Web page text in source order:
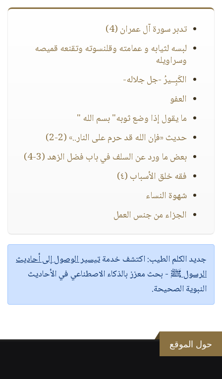
تدبر سورة آل عمران (4)
لبسه لثيابه و عمامته وقلنسوته وتقنعه قميصه
وسراويله
الكَبِــيرُ -جل جلاله-
العفو
ما يقول إذا وضع ثوبه" بسم الله "‏
حديث «فإن الله قد حرم على النار..» (2-2)
بعض ما ورد عن السلف في باب فضل الزهد (3-4)
فقه خلق الأسباب (٤)
شهوة النساء
الجزاء من جنس العمل
جديد الكلم الطيب:اكتشف خدمةتيسير الوصول إلى أحاديث
الرسول ﷺ - بحث معزز بالذكاء الاصطناعي في الأحاديث
النبوية الصحيحة.
حول الموقع